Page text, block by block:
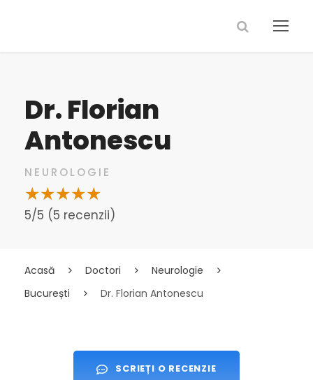
Dr. Florian
Antonescu
NEUROLOGIE
5/5 (5 recenzii)
Acasă Doctori
Neurologie
București
Dr. Florian Antonescu
SCRIEȚI O RECENZIE